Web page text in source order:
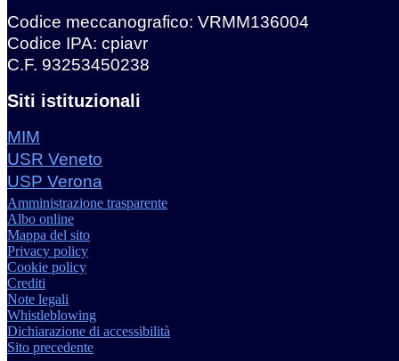
Codice meccanografico: VRMM136004
Codice IPA: cpiavr
C.F. 93253450238
Siti istituzionali
MIM
USR Veneto
USP Verona
Amministrazione trasparente
Albo online
Mappa del sito
Privacy policy
Cookie policy
Crediti
Note legali
Whistleblowing
Dichiarazione di accessibilità
Sito precedente